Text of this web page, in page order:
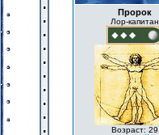
Пророк
Лор-капитан
Возраст: 29